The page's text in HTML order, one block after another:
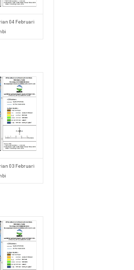
04 Februari
03 Februari